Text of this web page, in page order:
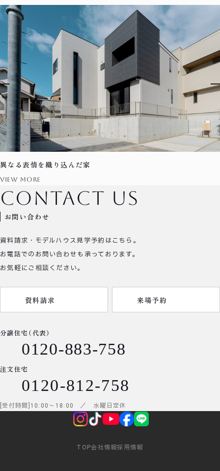
異なる表情を織り込んだ家
view more
お問い合わせ
contact us
資料請求・モデルハウス見学予約はこちら。
お電話でのお問い合わせも承っております。
お気軽にご相談ください。
資料請求 来場予約
分譲住宅（代表）
0120-883-758
注文住宅
0120-812-758
受付時間 10:00 ～ 18:00 ／ 水曜日定休
TOP会社情報採用情報